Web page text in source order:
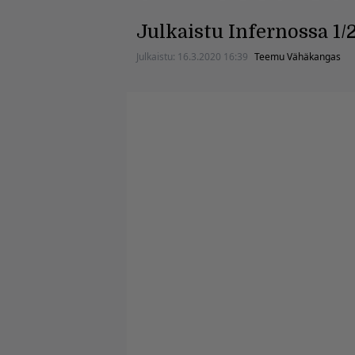
Julkaistu Infernossa 1/
Julkaistu: 16.3.2020 16:39 Teemu Vähäkangas